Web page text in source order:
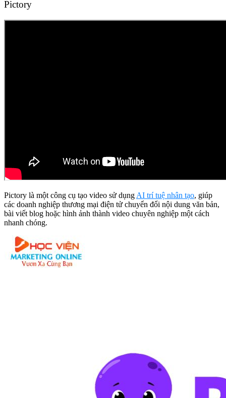
Pictory
Pictory là một công cụ tạo video sử dụng AI trí tuệ nhân tạo, giúp
các doanh nghiệp thương mại điện tử chuyển đổi nội dung văn bản,
bài viết blog hoặc hình ảnh thành video chuyên nghiệp một cách
nhanh chóng.